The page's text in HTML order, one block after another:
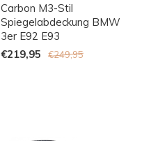
Carbon M3-Stil
Spiegelabdeckung BMW
3er E92 E93
€219,95
€249,95